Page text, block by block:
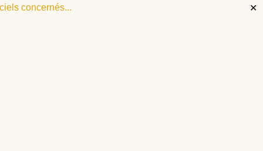
concernés... ✕